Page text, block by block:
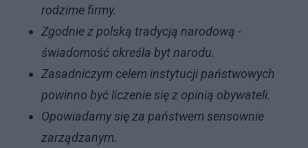
rodzime firmy.
Zgodnie z polską tradycją narodową -
świadomość określa byt narodu.
Zasadniczym celem instytucji państwowych
powinno być liczenie się z opinią obywateli.
Opowiadamy się za państwem sensownie
zarządzanym.